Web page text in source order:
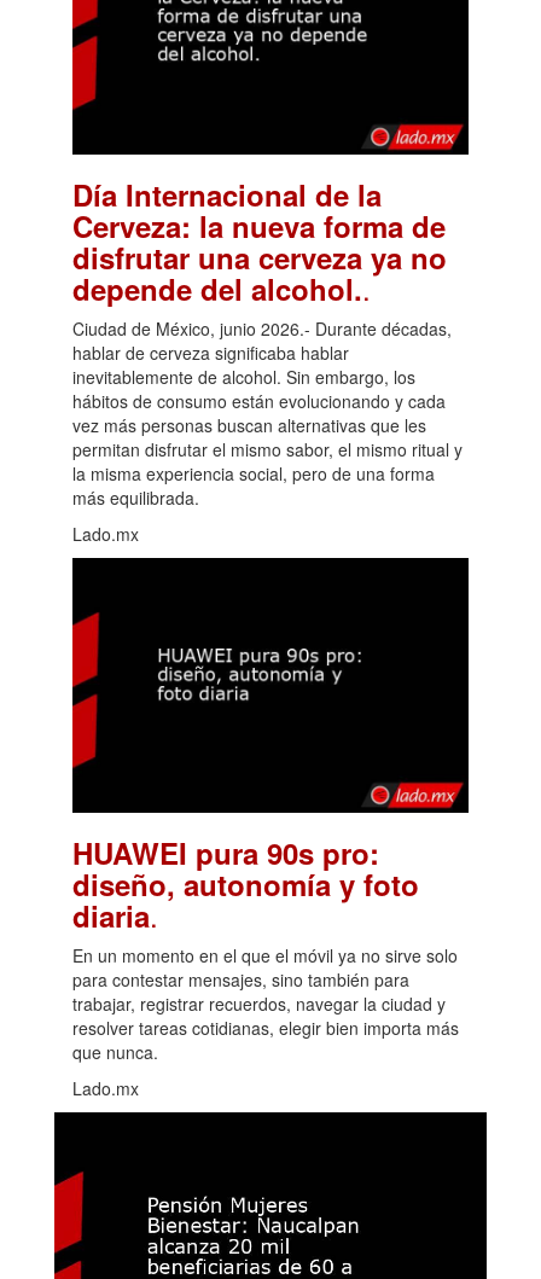
Día Internacional de la
Cerveza: la nueva forma de
disfrutar una cerveza ya no
depende del alcohol..
Ciudad de México, junio 2026.- Durante décadas,
hablar de cerveza significaba hablar
inevitablemente de alcohol. Sin embargo, los
hábitos de consumo están evolucionando y cada
vez más personas buscan alternativas que les
permitan disfrutar el mismo sabor, el mismo ritual y
la misma experiencia social, pero de una forma
más equilibrada.
Lado.mx
HUAWEI pura 90s pro:
diseño, autonomía y foto
diaria.
En un momento en el que el móvil ya no sirve solo
para contestar mensajes, sino también para
trabajar, registrar recuerdos, navegar la ciudad y
resolver tareas cotidianas, elegir bien importa más
que nunca.
Lado.mx